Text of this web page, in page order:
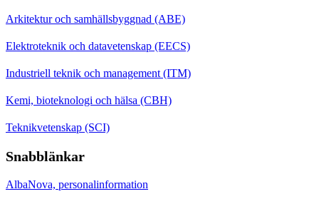
Arkitektur och samhällsbyggnad (ABE)
Elektroteknik och datavetenskap (EECS)
Industriell teknik och management (ITM)
Kemi, bioteknologi och hälsa (CBH)
Teknikvetenskap (SCI)
Snabblänkar
AlbaNova, personalinformation